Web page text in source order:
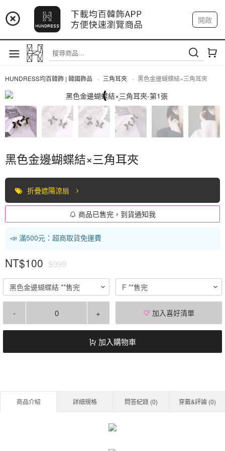
📢 市集預告：9/4-9/6 淡水捷運站
📢 市集預告：9/12-9/13 八里海巡基地
📢 市集預告：8/22-8/23 桃園青埔置地廣場
開啟
註冊 我的帳戶
HUNDRESS均百韓飾 | 韓國飾品 三角耳夾 黑色金邊蝴蝶結×三角耳夾
黑色金邊蝴蝶結×三角耳夾
折疊遮陽涼扇
商品已售完，到貨通知我
📣 滿500元：超商取貨免運費
NT$100 $390
黑色金邊蝴蝶結 **售完 F **售完
- + 加入喜好清單
加入購物車
商品介紹 詳細規格 問答紀錄 (0) 穿戴&評論 (0)